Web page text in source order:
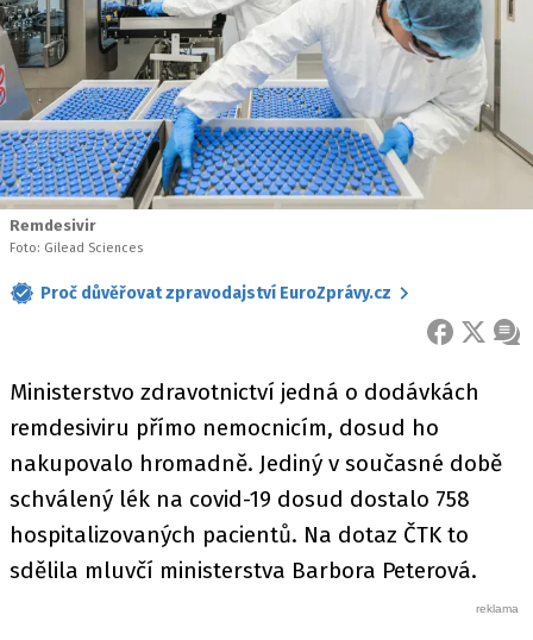
Remdesivir
Foto: Gilead Sciences
Proč důvěřovat zpravodajství EuroZprávy.cz
FACEBOOK
X
Ministerstvo zdravotnictví jedná o dodávkách
remdesiviru přímo nemocnicím, dosud ho
nakupovalo hromadně. Jediný v současné době
schválený lék na covid-19 dosud dostalo 758
hospitalizovaných pacientů. Na dotaz ČTK to
sdělila mluvčí ministerstva Barbora Peterová.